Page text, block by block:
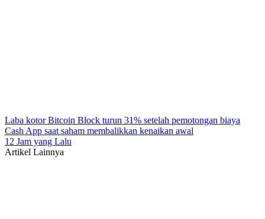
Laba kotor Bitcoin Block turun 31% setelah pemotongan biaya
Cash App saat saham membalikkan kenaikan awal
12 Jam yang Lalu
Artikel Lainnya